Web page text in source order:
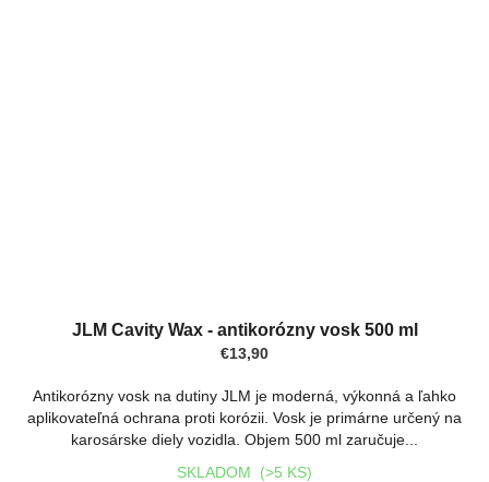
JLM Cavity Wax - antikorózny vosk 500 ml
€13,90
Antikorózny vosk na dutiny JLM je moderná, výkonná a ľahko
aplikovateľná ochrana proti korózii. Vosk je primárne určený na
karosárske diely vozidla. Objem 500 ml zaručuje...
SKLADOM (>5 KS)